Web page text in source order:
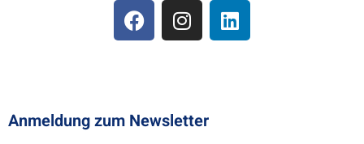
Anmeldung zum Newsletter